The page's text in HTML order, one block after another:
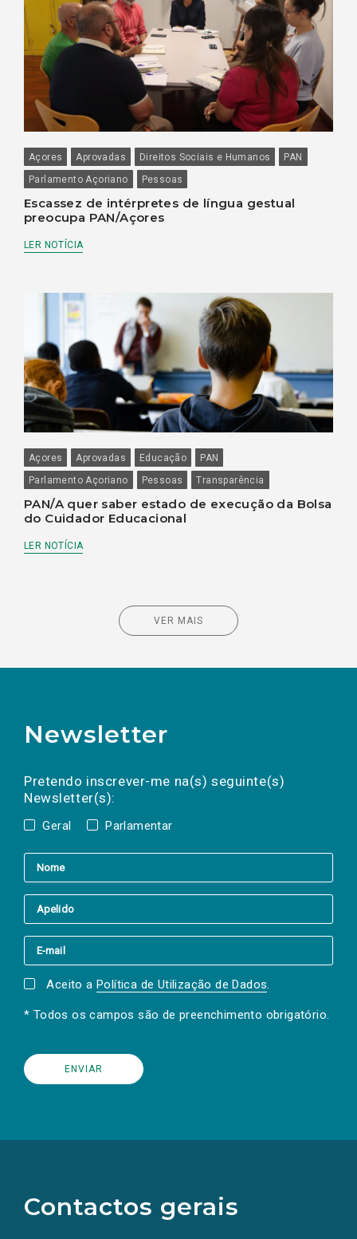
Açores Aprovadas Direitos Sociais e Humanos
PAN
Parlamento Açoriano
Pessoas
Escassez de intérpretes de língua gestual
preocupa PAN/Açores
LER NOTÍCIA
Açores Aprovadas Educação
PAN
Parlamento Açoriano
Pessoas Transparência
PAN/A quer saber estado de execução da Bolsa
do Cuidador Educacional
LER NOTÍCIA
VER MAIS
Newsletter
Pretendo inscrever-me na(s) seguinte(s)
Newsletter(s):
Geral Parlamentar
a(s) newsletter(s).
mail
Aceito a Política de Utilização de Dados.
* Todos os campos são de preenchimento obrigatório.
Contactos gerais
redes
sociais